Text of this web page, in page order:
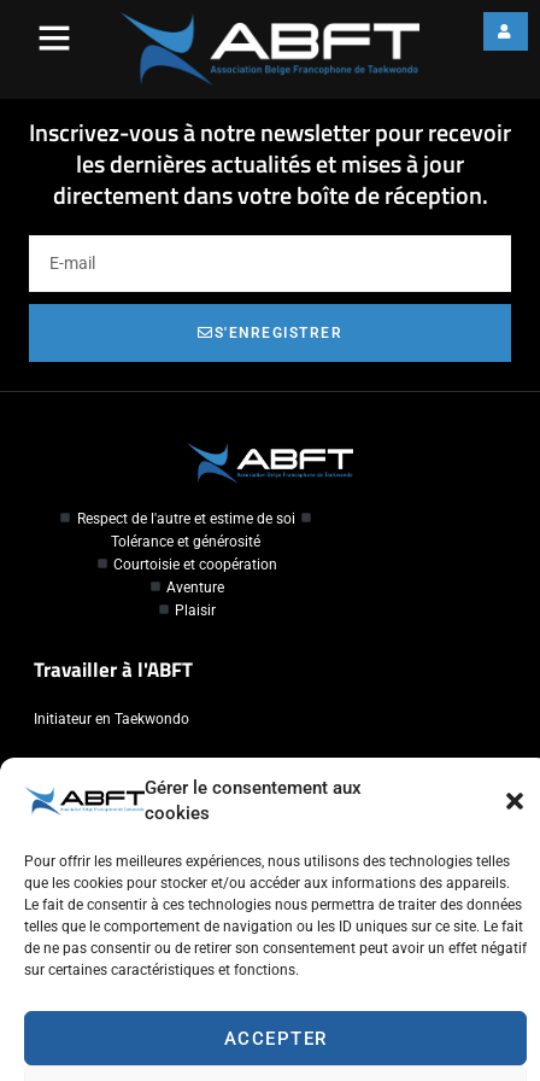
Gérer le consentement aux
cookies
Pour offrir les meilleures expériences, nous utilisons des technologies telles
que les cookies pour stocker et/ou accéder aux informations des appareils.
Le fait de consentir à ces technologies nous permettra de traiter des données
telles que le comportement de navigation ou les ID uniques sur ce site. Le fait
de ne pas consentir ou de retirer son consentement peut avoir un effet négatif
sur certaines caractéristiques et fonctions.
ACCEPTER
Recto et afiche Fini A-2
Composition3 ETE SPORT 1 Recto et afiche Fini A-2
Inscrivez-vous à notre newsletter pour recevoir
les dernières actualités et mises à jour
directement dans votre boîte de réception.
S'ENREGISTRER
Respect de l'autre et estime de soi
Tolérance et générosité
Courtoisie et coopération
Aventure
Plaisir
Travailler à l'ABFT
Initiateur en Taekwondo
Chaussée de Wavre, 2057 - 1160 Auderghem
info@abft.be
+32 (0)2 347 34 77